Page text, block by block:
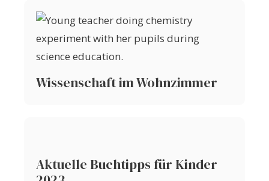
Wissenschaft im Wohnzimmer
Aktuelle Buchtipps für Kinder